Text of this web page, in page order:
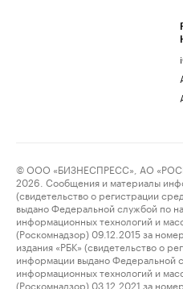
© ООО «БИЗНЕСПРЕСС», АО
2026. Сообщения и материалы
(свидетельство о регистрации
выдано Федеральной службой по
информационных технологий и
(Роскомнадзор) 09.12.2015 за
издания «РБК» (свидетельство о
информации выдано Федеральной
информационных технологий и
(Роскомнадзор) 03.12.2021 за